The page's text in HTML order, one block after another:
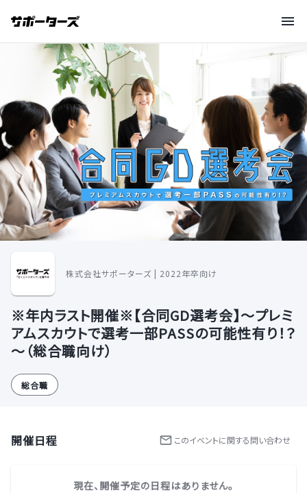
株式会社サポーターズ | 2022年卒向け
※年内ラスト開催※【合同GD選考会】～プレミ
アムスカウトで選考一部PASSの可能性有り！？
～（総合職向け）
総合職
開催日程 このイベントに関する問い合わせ
現在、開催予定の日程はありません。